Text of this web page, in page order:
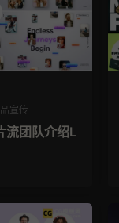
宣传
流团队介绍L